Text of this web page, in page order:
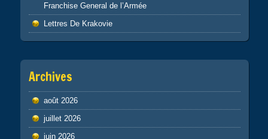
Franchise General de l’Armée
Lettres De Krakovie
Archives
août 2026
juillet 2026
juin 2026